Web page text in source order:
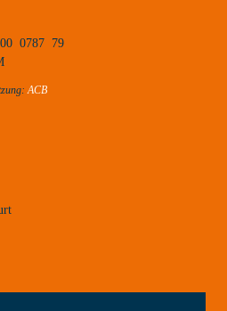
0787 79
ACB